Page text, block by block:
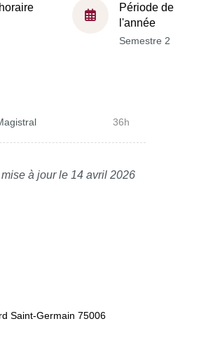
Période de
l'année
Semestre 2
36h
à jour le 14 avril 2026
Saint-Germain 75006